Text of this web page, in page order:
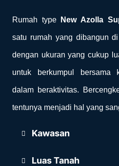
Rumah type New Azolla
satu rumah yang dibangun
dengan ukuran yang cukup
untuk berkumpul bersama
dalam beraktivitas.
tentunya menjadi hal yang
Kawasan
Luas Tanah